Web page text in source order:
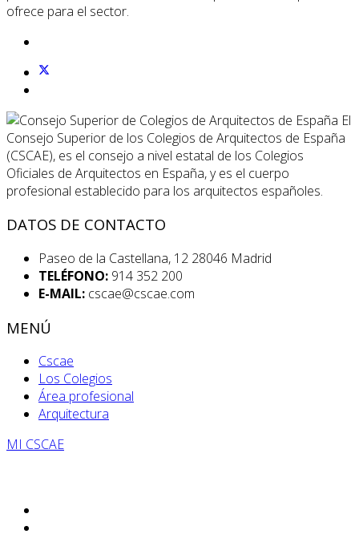
ofrece para el sector.
El
Consejo Superior de los Colegios de Arquitectos de España
(CSCAE), es el consejo a nivel estatal de los Colegios
Oficiales de Arquitectos en España, y es el cuerpo
profesional establecido para los arquitectos españoles.
DATOS DE CONTACTO
Paseo de la Castellana, 12 28046 Madrid
TELÉFONO: 914 352 200
E-MAIL: cscae@cscae.com
MENÚ
Cscae
Los Colegios
Área profesional
Arquitectura
MI CSCAE